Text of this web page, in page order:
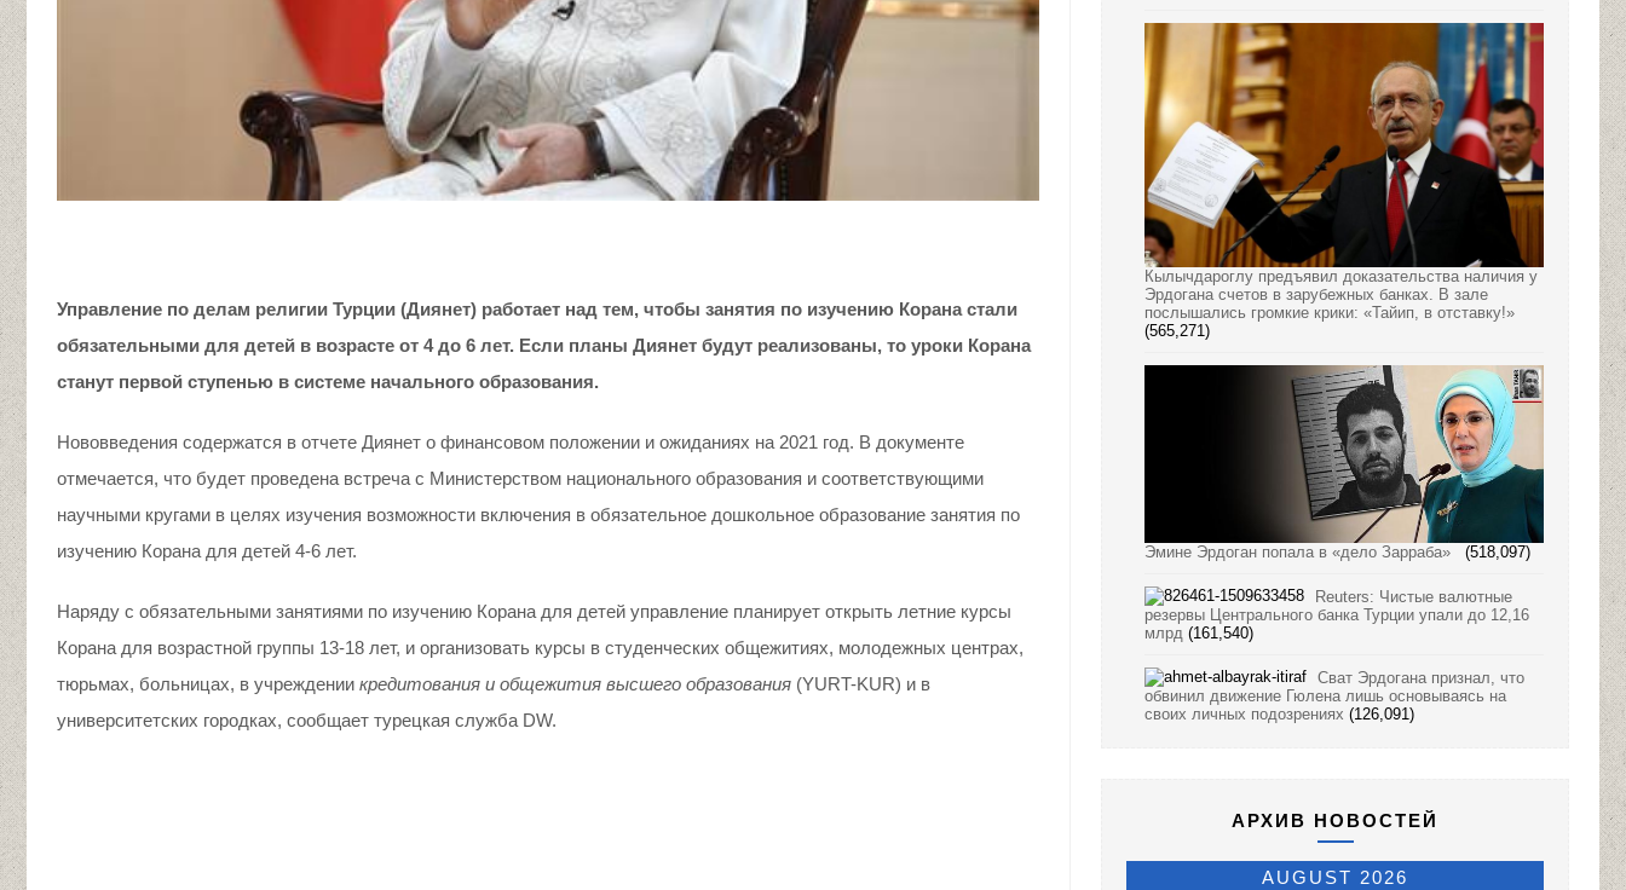
Управление по делам религии Турции (Диянет) работает над тем, чтобы занятия по изучению Корана стали
обязательными для детей в возрасте от 4до 6 лет. Если планы Диянет будут реализованы, то уроки Корана
станут первой ступенью в системе начального образования.
Нововведения содержатся в отчете Диянет о финансовом положении и ожиданиях на 2021 год. В документе
отмечается, что будет проведена встреча с Министерством национального образования и соответствующими
научными кругами в целях изучения возможности включения в обязательное дошкольное образование занятия по
изучению Корана для детей 4-6 лет.
Наряду с обязательными занятиями по изучению Корана для детей управление планирует открыть летние курсы
Корана для возрастной группы 13-18 лет, и организовать курсы в студенческих общежитиях, молодежных центрах,
тюрьмах, больницах, в учреждении кредитования и общежития высшего образования (YURT-KUR) и в
университетских городках, сообщает турецкая служба DW.
Кылычдароглу предъявил доказательства наличия у
Эрдогана счетов в зарубежных банках. В зале
послышались громкие крики: «Тайип, в отставку!»
(565,271)
Эмине Эрдоган попала в «дело Зарраба» (518,097)
Reuters: Чистые валютные
резервы Центрального банка Турции упали до 12,16
млрд (161,540)
Сват Эрдогана признал, что
обвинил движение Гюлена лишь основываясь на
своих личных подозрениях (126,091)
АРХИВ НОВОСТЕЙ
AUGUST 2026